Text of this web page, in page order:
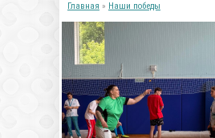
Главная » Наши победы